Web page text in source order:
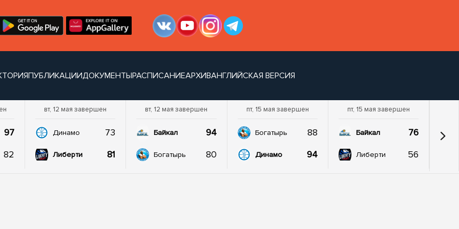
ПУБЛИКАЦИИДОКУМЕНТЫРАСПИСАНИЕАРХИВАНГЛИЙСКАЯ ВЕРСИЯ
97
82
вт, 12 мая завершен
Динамо 73
Либерти 81
вт, 12 мая завершен
Байкал 94
Богатырь 80
пт, 15 мая завершен
Богатырь 88
Динамо 94
пт, 15 мая завершен
Байкал 76
Либерти 56